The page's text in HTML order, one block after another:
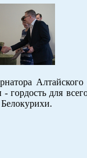
Алтайского
для